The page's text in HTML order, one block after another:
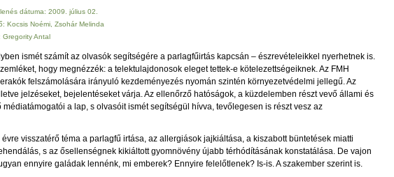
dátuma: 2009. július 02.
Kocsis Noémi, Zsohár Melinda
Gregority Antal
ismét számít az olvasók segítségére a parlagfűirtás kapcsán – észrevételeikkel nyerhetnek is.
hogy megnézzék: a telektulajdonosok eleget tettek-e kötelezettségeiknek. Az FMH
felszámolására irányuló kezdeményezés nyomán szintén környezetvédelmi jellegű. Az
jelzéseket, bejelentéseket várja. Az ellenőrző hatóságok, a küzdelemben részt vevő állami és
a lap, s olvasóit ismét segítségül hívva, tevőlegesen is részt vesz az
évre visszatérő téma a parlagfű irtása, az allergiások jajkiáltása, a kiszabott büntetések miatti
s az ősellenségnek kikiáltott gyomnövény újabb térhódításának konstatálása. De vajon
ennyire galádak lennénk, mi emberek? Ennyire felelőtlenek? Is-is. A szakember szerint is.